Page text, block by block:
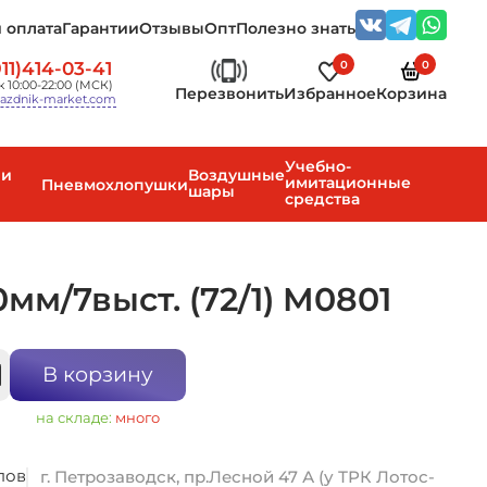
оплатаГарантииОтзывыОптПолезно знать
03-41
10:00-22:00 (МСК)
market.com
Перезвонить
0
Избранное
0
Корзина
ПневмохлопушкиВоздушные
шары
Учебно-
имитационные
средства
7выст. (72/1) M0801
В корзину
на складе: много
г. Петрозаводск, пр.Лесной 47 А (у ТРК Лотос-